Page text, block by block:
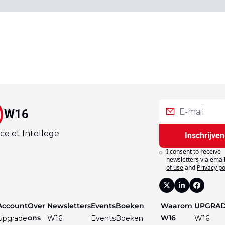
W16
et Intellege Inschrijven
I consent to receive
newsletters via
of useand Privacy
Over
ons
Newsletters
W16
Events
Events
Boeken
Boeken
Waarom
W16
W16